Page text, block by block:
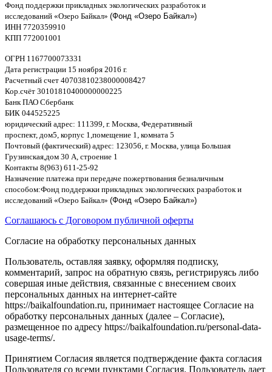
Фонд поддержки прикладных экологических разработок и
исследований «Озеро Байкал» (Фонд «Озеро Байкал»)
ИНН 7720359910
KПП 772001001
ОГРН 1167700073331
Дата регистрации 15 ноября 2016 г.
Расчетный счет 40703810238000008427
Кор.счёт 30101810400000000225
Банк ПАО Сбербанк
БИК 044525225
юридический адрес: 111399, г. Москва, Федеративный
проспект, дом5, корпус 1,помещение 1, комната 5
Почтовый (фактический) адрес: 123056, г. Москва, улица Большая
Грузинская,дом 30 А, строение 1
Контакты 8(963) 611-25-92
Назначение платежа при передаче пожертвования безналичным
способом:Фонд поддержки прикладных экологических разработок и
исследований «Озеро Байкал» (Фонд «Озеро Байкал»)
Соглашаюсь с Договором публичной оферты
Согласие на обработку персональных данных
Пользователь, оставляя заявку, оформляя подписку,
комментарий, запрос на обратную связь, регистрируясь либо
совершая иные действия, связанные с внесением своих
персональных данных на интернет-сайте
https://baikalfoundation.ru, принимает настоящее Согласие на
обработку персональных данных (далее – Согласие),
размещенное по адресу https://baikalfoundation.ru/personal-data-
usage-terms/.
Принятием Согласия является подтверждение факта согласия
Пользователя со всеми пунктами Согласия. Пользователь дает